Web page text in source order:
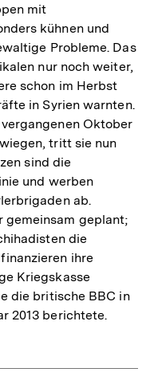
mit
kühnen und
Probleme. Das
nur noch weiter,
schon im Herbst
in Syrien warnten.
Oktober
tritt sie nun
sind die
und werben
ab.
gemeinsam geplant;
die
ihre
Kriegskasse
die britische BBC in
2013 berichtete.
Zum